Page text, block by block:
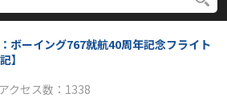
ボーイング767就航40周年記念フライト
】
クセス数： 1338